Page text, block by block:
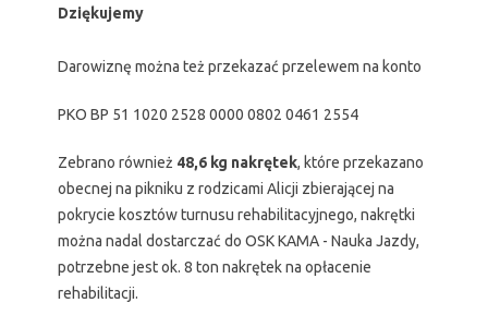
Dziękujemy
Darowiznę można też przekazać przelewem na konto
PKO BP 51 1020 2528 0000 0802 0461 2554
Zebrano również 48,6 kg nakrętek, które przekazano
obecnej na pikniku z rodzicami Alicji zbierającej na
pokrycie kosztów turnusu rehabilitacyjnego, nakrętki
można nadal dostarczać do OSK KAMA - Nauka Jazdy,
potrzebne jest ok. 8 ton nakrętek na opłacenie
rehabilitacji.